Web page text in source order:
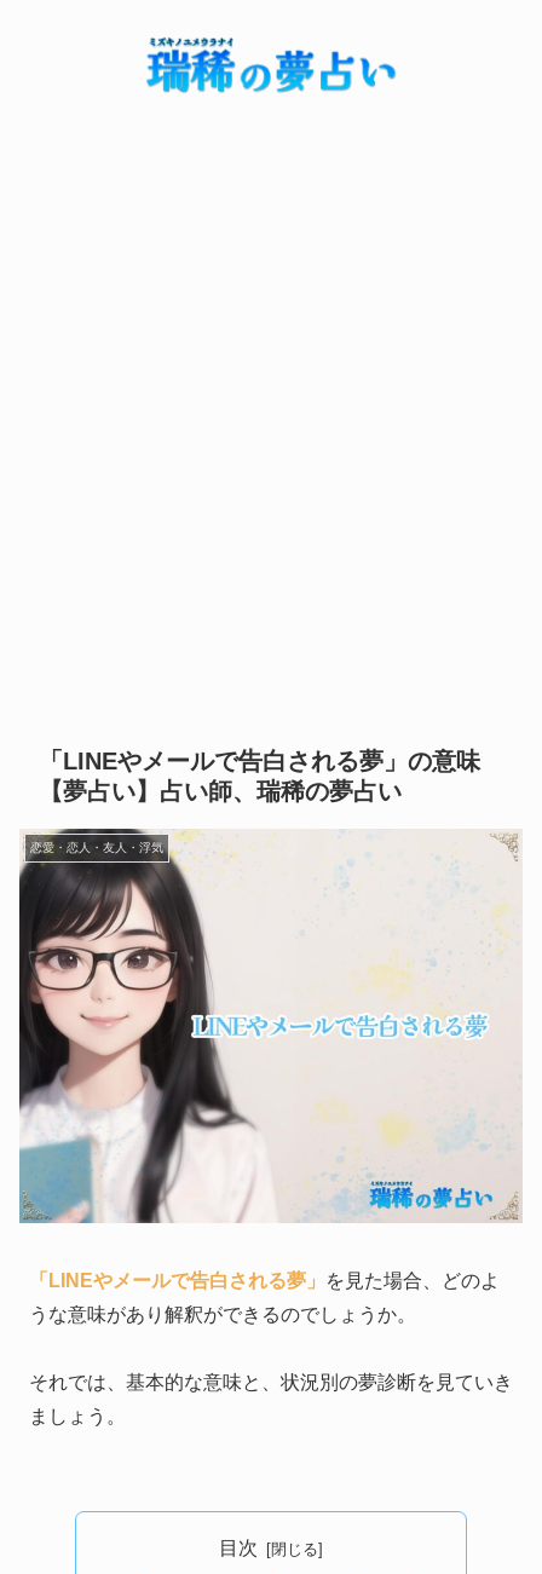
「LINEやメールで告白される夢」の意味
【夢占い】占い師、瑞稀の夢占い
恋愛・恋人・友人・浮気
「LINEやメールで告白される夢」
を見た場合、どのよ
うな意味があり解釈ができるのでしょうか。
それでは、基本的な意味と、状況別の夢診断を見ていき
ましょう。
目次